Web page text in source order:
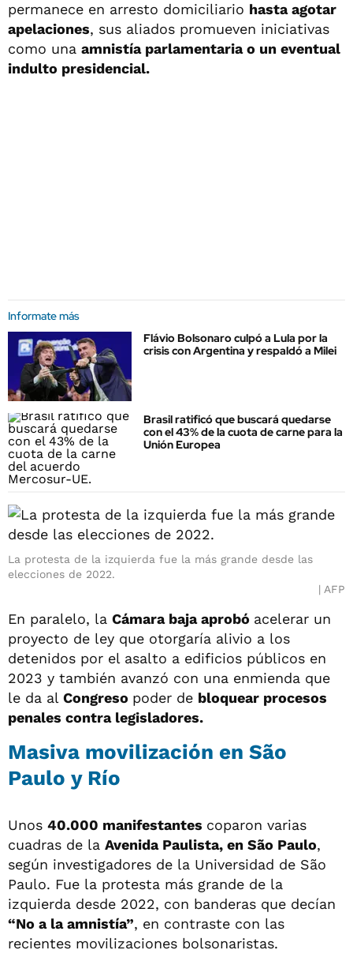
permanece en arresto domiciliario hasta agotar
apelaciones, sus aliados promueven iniciativas
como una amnistía parlamentaria o un eventual
indulto presidencial.
Informate más
Flávio Bolsonaro culpó a Lula por la
crisis con Argentina y respaldó a Milei
Brasil ratificó que buscará quedarse
con el 43% de la cuota de carne para la
Unión Europea
La protesta de la izquierda fue la más grande desde las
elecciones de 2022.
AFP
En paralelo, la Cámara baja aprobó acelerar un
proyecto de ley que otorgaría alivio a los
detenidos por el asalto a edificios públicos en
2023 y también avanzó con una enmienda que
le da al Congreso poder de bloquear procesos
penales contra legisladores.
Masiva movilización en São
Paulo y Río
Unos 40.000 manifestantes coparon varias
cuadras de la Avenida Paulista, en São Paulo,
según investigadores de la Universidad de São
Paulo. Fue la protesta más grande de la
izquierda desde 2022, con banderas que decían
“No a la amnistía”, en contraste con las
recientes movilizaciones bolsonaristas.